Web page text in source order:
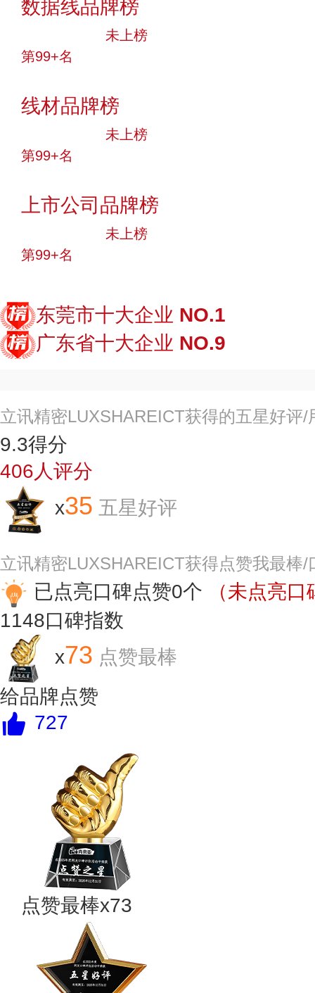
数据线品牌榜
未上榜
第99+名
线材品牌榜
未上榜
第99+名
上市公司品牌榜
未上榜
第99+名
东莞市十大企业 NO.1
广东省十大企业 NO.9
立讯精密LUXSHAREICT获得的五星好评/
9.3得分
406人评分
x35 五星好评
立讯精密LUXSHAREICT获得点赞我最棒/
已点亮口碑点赞0个
（未点亮
1148口碑指数
x73 点赞最棒
给品牌点赞
727
点赞最棒x73